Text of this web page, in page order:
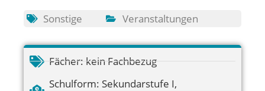
Sonstige Veranstaltungen
Fächer: kein Fachbezug
Schulform: Sekundarstufe I,